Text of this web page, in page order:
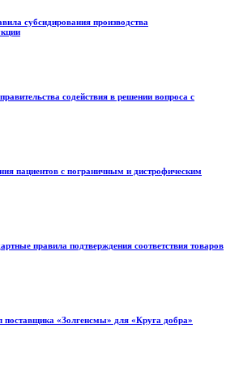
субсидирования производства
содействия в решении вопроса с
пациентов с пограничным и дистрофическим
правила подтверждения соответствия товаров
поставщика «Золгенсмы» для «Круга добра»